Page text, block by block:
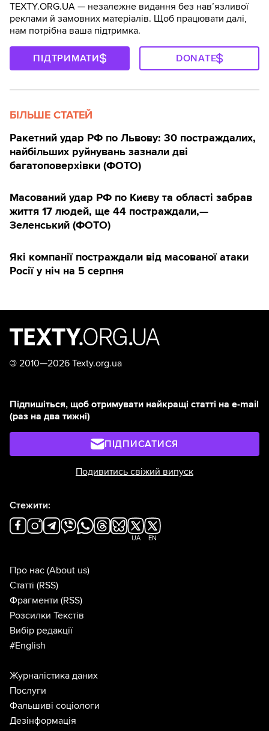
TEXTY.ORG.UA — незалежне видання без навʼязливої
реклами й замовних матеріалів. Щоб працювати далі,
нам потрібна ваша підтримка.
ПІДТРИМАТИ DONATE
БІЛЬШЕ СТАТЕЙ
Ракетний удар РФ по Львову: 30 постраждалих,
найбільших руйнувань зазнали дві
багатоповерхівки (ФОТО)
Масований удар РФ по Києву та області забрав
життя 17 людей, ще 44 постраждали,—
Зеленський (ФОТО)
Які компанії постраждали від масованої атаки
Росії у ніч на 5 серпня
© 2010—2026 Texty.org.ua
Підпишіться, щоб отримувати найкращі статті на e-mail
(раз на два тижні)
ПІДПИСАТИСЯ
Подивитись свіжий випуск
Стежити:
UA EN
Про нас (About us)
Статті (RSS)
Фрагменти (RSS)
Розсилки Текстів
Вибір редакції
#English
Журналістика даних
Послуги
Фальшиві соціологи
Дезінформація